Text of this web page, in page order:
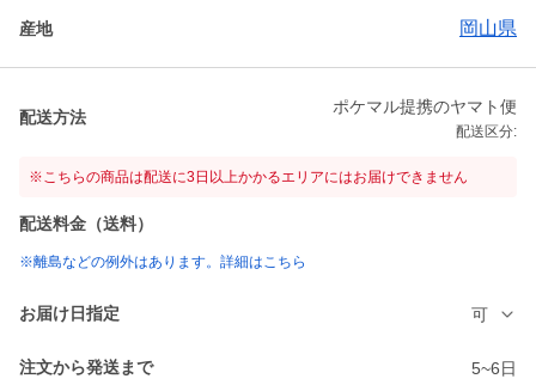
産地 岡山県
配送方法
ポケマル提携のヤマト便
配送区分:
※こちらの商品は配送に3日以上かかるエリアにはお届けできません
配送料金（送料）
※離島などの例外はあります。詳細はこちら
お届け日指定 可
注文から発送まで 5~6日